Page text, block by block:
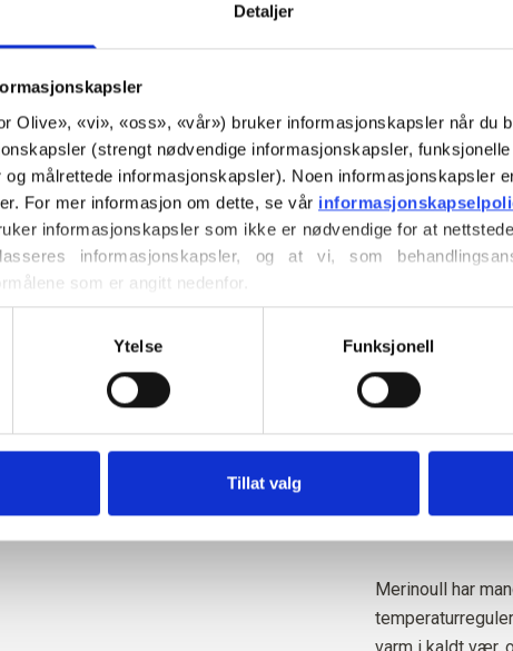
Detaljer
Olive», «vi», «oss», «vår») bruker informasjonskapsler når du
(strengt nødvendige informasjonskapsler,
målrettede informasjonskapsler). Noen informasjonskapsler
For mer informasjon om dette, se vår
informasjonskapsler som ikke er nødvendige for at
informasjonskapsler, og at vi, som
som er angitt nedenfor.
eller trekke tilbake ditt samtykke via vår retningslinjer for
du blokkerer og sletter informasjonskapsler.
Ytelse Funksjonell
Tillat valg
Fargen
karakter og en
Fargetone: Kjølig
Fargesesong: Lys
Passer også
Knitting for Olive
merinoull.
merino.
Merinoullen vår
Zealand, der
direkte tilbake
måten vet vi
Merinoull har